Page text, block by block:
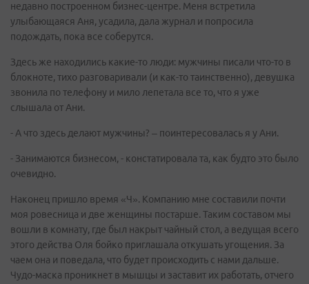
недавно построенном бизнес-центре. Меня встретила
улыбающаяся Аня, усадила, дала журнал и попросила
подождать, пока все соберутся.
Здесь же находились какие-то люди: мужчины писали что-то в
блокноте, тихо разговаривали (и как-то таинственно), девушка
звонила по телефону и мило лепетала все то, что я уже
слышала от Ани.
- А что здесь делают мужчины? – поинтересовалась я у Ани.
- Занимаются бизнесом, - констатировала та, как будто это было
очевидно.
Наконец пришло время «Ч». Компанию мне составили почти
моя ровесница и две женщины постарше. Таким составом мы
вошли в комнату, где был накрыт чайный стол, а ведущая всего
этого действа Оля бойко приглашала откушать угощения. За
чаем она и поведала, что будет происходить с нами дальше.
Чудо-маска проникнет в мышцы и заставит их работать, отчего